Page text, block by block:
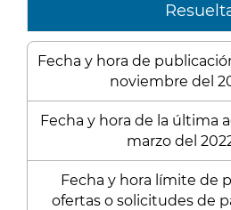
Fecha y hora de
noviembre del
Fecha y hora de la última
marzo del
Fecha y hora límite de
ofertas o solicitudes de